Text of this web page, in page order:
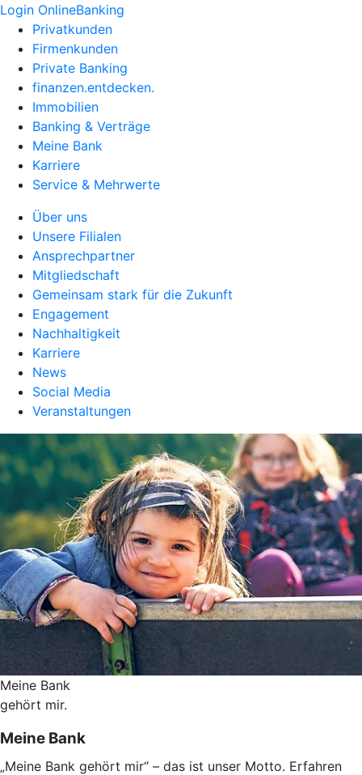
Login OnlineBanking
Privatkunden
Firmenkunden
Private Banking
finanzen.entdecken.
Immobilien
Banking & Verträge
Meine Bank
Karriere
Service & Mehrwerte
Über uns
Unsere Filialen
Ansprechpartner
Mitgliedschaft
Gemeinsam stark für die Zukunft
Engagement
Nachhaltigkeit
Karriere
News
Social Media
Veranstaltungen
Meine Bank
gehört mir.
Meine Bank
„Meine Bank gehört mir“ – das ist unser Motto. Erfahren